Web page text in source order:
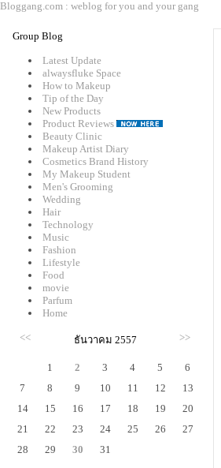
Bloggang.com : weblog for you and your gang
Group Blog
Latest Update
alwaysfluke Space
How to Makeup
Tip of the Day
New Products
Product Reviews
Beauty Clinic
Makeup Artist Diary
Cosmetics Brand History
My Makeup Student
Men's Grooming
Wedding
Hair
Technology
Music
Fashion
Lifestyle
Food
movie
Parfum
Home
<< ธันวาคม 2557 >>
1 2 3 4 5
6
7
8 9 10 11 12
13
14
15 16 17 18 19
20
21
22 23 24 25 26
27
28
29 30 31